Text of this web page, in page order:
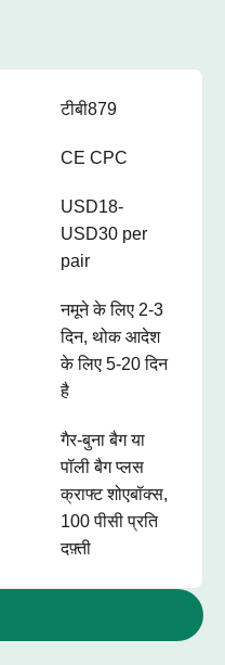
टीबी879
CE CPC
USD18-
USD30 per
pair
नमूने के लिए 2-3
दिन, थोक आदेश
के लिए 5-20 दिन
है
गैर-बुना बैग या
पॉली बैग प्लस
क्राफ्ट शोएबॉक्स,
100 पीसी प्रति
दफ़्ती